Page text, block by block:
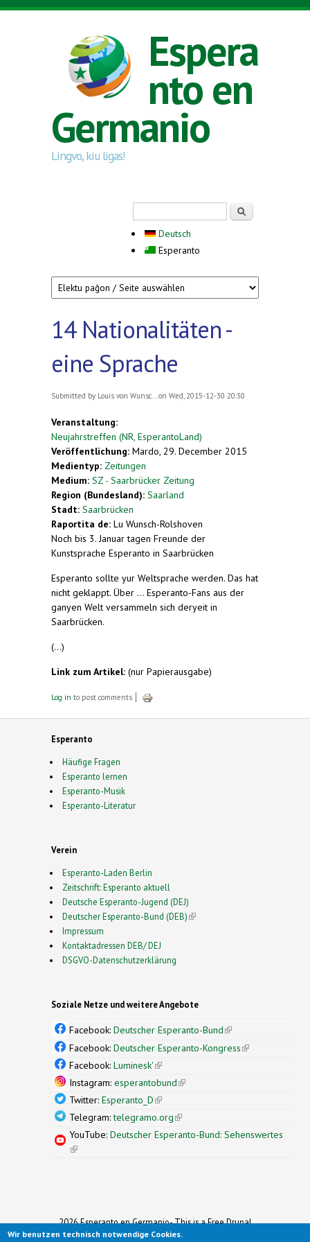
Skip to main content
Espera
nto en
Germanio
Lingvo, kiu ligas!
Deutsch
Esperanto
14 Nationalitäten -
eine Sprache
Submitted by Louis von Wunsc... on Wed, 2015-12-30 20:30
Veranstaltung:
Neujahrstreffen (NR, EsperantoLand)
Veröffentlichung: Mardo, 29. December 2015
Medientyp: Zeitungen
Medium: SZ - Saarbrücker Zeitung
Region (Bundesland): Saarland
Stadt: Saarbrücken
Raportita de: Lu Wunsch-Rolshoven
Noch bis 3. Januar tagen Freunde der
Kunstsprache Esperanto in Saarbrücken
Esperanto sollte yur Weltsprache werden. Das hat
nicht geklappt. Über ... Esperanto-Fans aus der
ganyen Welt versammeln sich deryeit in
Saarbrücken.
(...)
Link zum Artikel: (nur Papierausgabe)
Log in to post comments
Esperanto
Häufige Fragen
Esperanto lernen
Esperanto-Musik
Esperanto-Literatur
Verein
Esperanto-Laden Berlin
Zeitschrift: Esperanto aktuell
Deutsche Esperanto-Jugend (DEJ)
Deutscher Esperanto-Bund (DEB)(link is external)
Impressum
Kontaktadressen DEB/ DEJ
DSGVO-Datenschutzerklärung
Soziale Netze und weitere Angebote
Facebook: Deutscher Esperanto-Bund(link is
external)
Facebook: Deutscher Esperanto-Kongress(link is
Facebook: Luminesk'(link is external)
Instagram: esperantobund(link is external)
Twitter: Esperanto_D(link is external)
Telegram:telegramo.org(link is external)
YouTube: Deutscher Esperanto-Bund: Sehenswertes
(link is external)
2026 Esperanto en Germanio- This is a Free Drupal
Theme
Wir benutzen technisch notwendige Cookies.